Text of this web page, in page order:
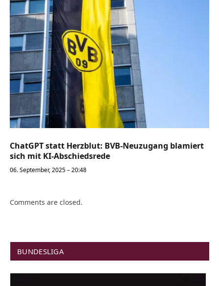
ChatGPT statt Herzblut: BVB-Neuzugang blamiert
sich mit KI-Abschiedsrede
06. September, 2025 – 20:48
Comments are closed.
BUNDESLIGA